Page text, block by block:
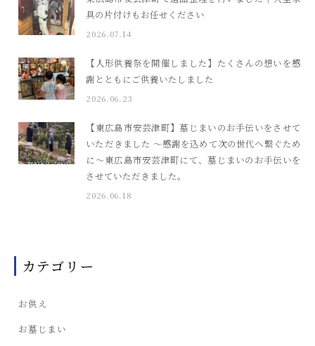
具の片付けもお任せください
2026.07.14
【人形供養祭を開催しました】たくさんの想いを感
謝とともにご供養いたしました
2026.06.23
【東広島市安芸津町】墓じまいのお手伝いをさせて
いただきました ～感謝を込めて次の世代へ繋ぐため
に～東広島市安芸津町にて、墓じまいのお手伝いを
させていただきました。
2026.06.18
カテゴリー
お供え
お墓じまい